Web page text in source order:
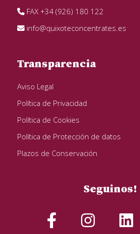
FAX +34 (926) 180 122
info@quixoteconcentrates.es
Transparencia
Aviso Legal
Política de Privacidad
Política de Cookies
Política de Protección de datos
Plazos de Conservación
Seguinos!